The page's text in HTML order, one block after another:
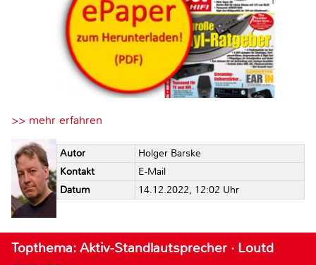
>> mehr erfahren
Autor
Holger Barske
Kontakt
E-Mail
Datum
14.12.2022, 12:02 Uhr
Topthema: Aktiv-Standlautsprecher · Loutd